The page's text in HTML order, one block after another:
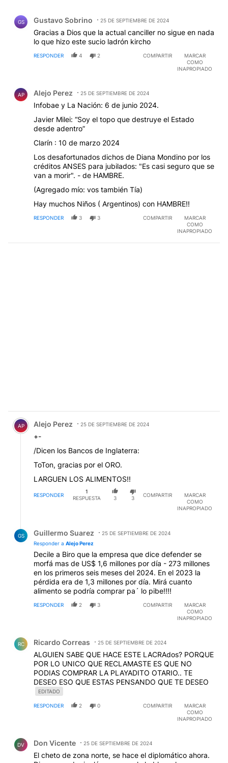
GS Gustavo Sobrino 25 DE SEPTIEMBRE DE 2024
Gracias a Dios que la actual canciller no sigue en nada
lo que hizo este sucio ladrón kircho
RESPONDER 4 2 COMPARTIR
MARCAR
COMO
INAPROPIADO
AP Alejo Perez 25 DE SEPTIEMBRE DE 2024
Infobae y La Nación: 6 de junio 2024.
Javier Milei: “Soy el topo que destruye el Estado
desde adentro”
Clarín : 10 de marzo 2024
Los desafortunados dichos de Diana Mondino por los
créditos ANSES para jubilados: "Es casi seguro que se
van a morir". - de HAMBRE.
(Agregado mío: vos también Tía)
Hay muchos Niños ( Argentinos) con HAMBRE!!
RESPONDER 3 3 COMPARTIR
MARCAR
COMO
INAPROPIADO
Comentario de Alejo Perez.
AP Alejo Perez 25 DE SEPTIEMBRE DE 2024
+-
/Dicen los Bancos de Inglaterra:
ToTon, gracias por el ORO.
LARGUEN LOS ALIMENTOS!!
RESPONDER
1
RESPUESTA
3 3
COMPARTIR
MARCAR
COMO
INAPROPIADO
GS Guillermo Suarez
25 DE SEPTIEMBRE DE 2024
Responder a Alejo Perez
Decile a Biro que la empresa que dice defender se
morfá mas de US$ 1,6 millones por día - 273 millones
en los primeros seis meses del 2024. En el 2023 la
pérdida era de 1,3 millones por día. Mirá cuanto
alimento se podría comprar pa´ lo pibe!!!!
RESPONDER 2 3 COMPARTIR
MARCAR
COMO
INAPROPIADO
RC Ricardo Correas 25 DE SEPTIEMBRE DE 2024
ALGUIEN SABE QUE HACE ESTE LACRAdos? PORQUE
POR LO UNICO QUE RECLAMASTE ES QUE NO
PODIAS COMPRAR LA PLAYADITO OTARIO.. TE
DESEO ESO QUE ESTAS PENSANDO QUE TE DESEO
EDITADO
RESPONDER 2 0 COMPARTIR
MARCAR
COMO
INAPROPIADO
DV Don Vicente 25 DE SEPTIEMBRE DE 2024
El cheto de zona norte, se hace el diplomático ahora.